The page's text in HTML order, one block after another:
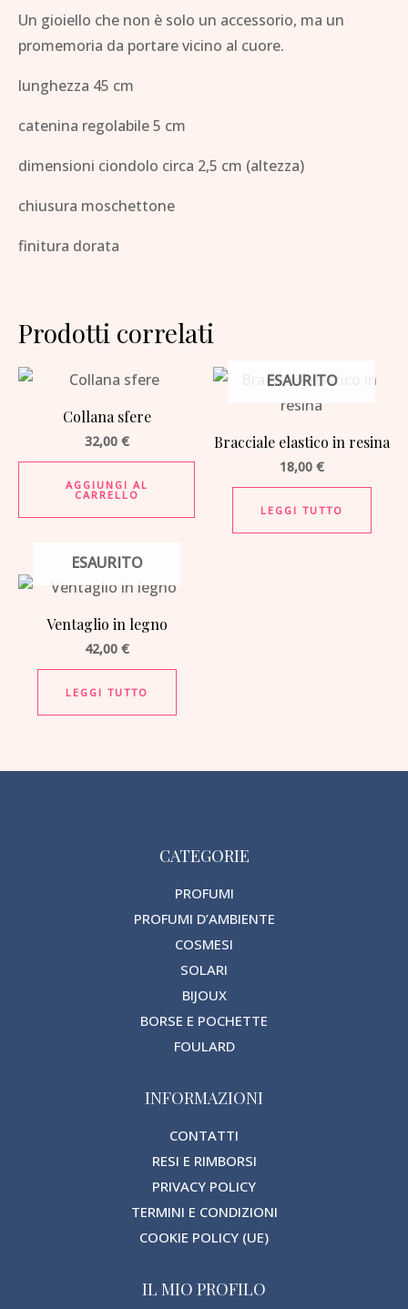
Un gioiello che non è solo un accessorio, ma un
promemoria da portare vicino al cuore.
lunghezza 45 cm
catenina regolabile 5 cm
dimensioni ciondolo circa 2,5 cm (altezza)
chiusura moschettone
finitura dorata
Prodotti correlati
Collana sfere
32,00 €
AGGIUNGI AL
CARRELLO
ESAURITO
Bracciale elastico in resina
18,00 €
LEGGI TUTTO
ESAURITO
Ventaglio in legno
42,00 €
LEGGI TUTTO
CATEGORIE
PROFUMI
PROFUMI D’AMBIENTE
COSMESI
SOLARI
BIJOUX
BORSE E POCHETTE
FOULARD
INFORMAZIONI
CONTATTI
RESI E RIMBORSI
PRIVACY POLICY
TERMINI E CONDIZIONI
COOKIE POLICY (UE)
IL MIO PROFILO